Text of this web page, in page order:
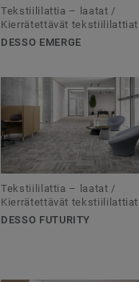
Tekstiililattia – laatat /
Kierrätettävät tekstiililattiat
DESSO EMERGE
Tekstiililattia – laatat /
Kierrätettävät tekstiililattiat
DESSO FUTURITY